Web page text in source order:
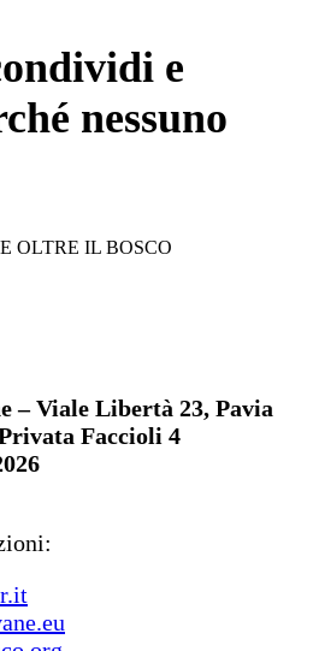
e
nessuno
– Viale Libertà 23, Pavia
Faccioli 4